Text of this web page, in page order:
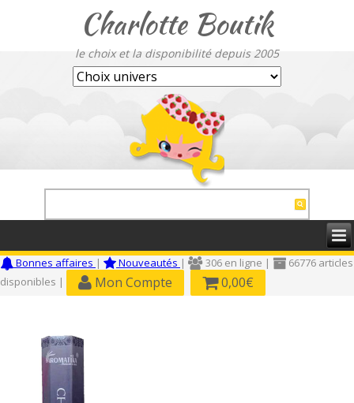
Charlotte Boutik
le choix et la disponibilité depuis 2005
Bonnes affaires | Nouveautés | 306 en ligne |
66776 articles
disponibles |
Mon Compte 0,00€